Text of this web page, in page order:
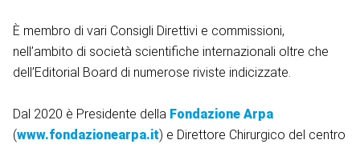
È membro di vari Consigli Direttivi e commissioni,
nell’ambito di società scientifiche internazionali oltre che
dell’Editorial Board di numerose riviste indicizzate.
Dal 2020 è Presidente della Fondazione Arpa
(www.fondazionearpa.it) e Direttore Chirurgico del centro